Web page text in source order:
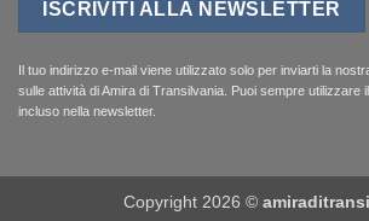
Il tuo indirizzo e-mail viene utilizzato solo per inviarti la
sulle attività di Amira di Transilvania. Puoi sempre utilizzare
incluso nella newsletter.
Copyright 2026 ©